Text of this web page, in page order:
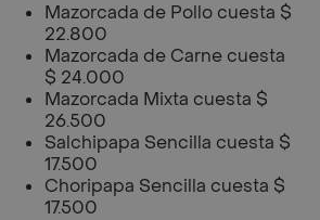
Mazorcada de Pollo cuesta $
22.800
Mazorcada de Carne cuesta
$ 24.000
Mazorcada Mixta cuesta $
26.500
Salchipapa Sencilla cuesta $
17.500
Choripapa Sencilla cuesta $
17.500